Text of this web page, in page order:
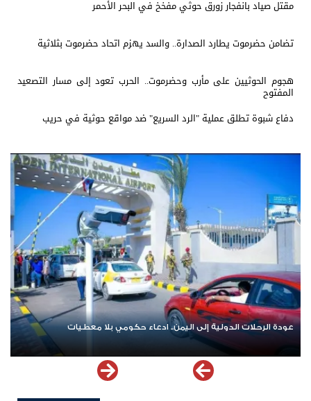
مقتل صياد بانفجار زورق حوثي مفخخ في البحر الأحمر
تضامن حضرموت يطارد الصدارة.. والسد يهزم اتحاد حضرموت بثلاثية
هجوم الحوثيين على مأرب وحضرموت.. الحرب تعود إلى مسار التصعيد
المفتوح
دفاع شبوة تطلق عملية "الرد السريع" ضد مواقع حوثية في حريب
عودة الرحلات الدولية إلى اليمن.. ادعاء حكومي بلا معطيات